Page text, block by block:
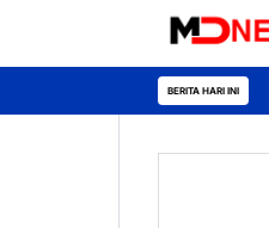
BERITA HARI INI